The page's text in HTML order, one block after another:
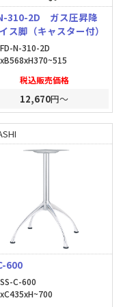
310-2D ガス圧昇降
脚（キャスター付）
N-310-2D
税込販売価格
12,670円～
600
C-600